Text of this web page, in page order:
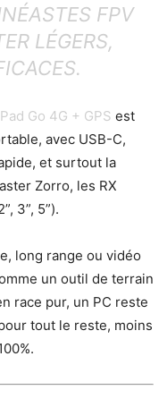
FPV
LÉGERS,
Go 4G + GPS est
avec USB-C,
et surtout la
Zorro, les RX
3”, 5”).
long range ou vidéo
un outil de terrain
race pur, un PC reste
tout le reste, moins